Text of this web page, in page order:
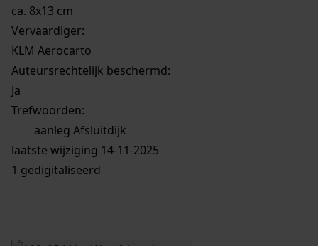
ca. 8x13 cm
Vervaardiger:
KLM Aerocarto
Auteursrechtelijk beschermd:
Ja
Trefwoorden:
aanleg Afsluitdijk
laatste wijziging 14-11-2025
1 gedigitaliseerd